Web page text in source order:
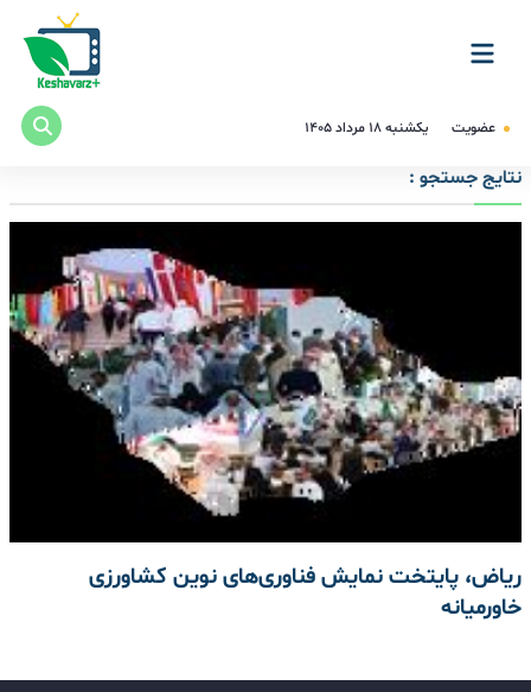
عضویت یکشنبه ۱۸ مرداد ۱۴۰۵
نتایج جستجو :
ریاض، پایتخت نمایش فناوری‌های نوین کشاورزی
خاورمیانه